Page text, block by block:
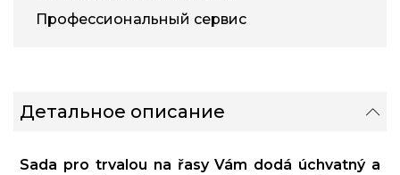
Профессиональный сервис
Детальное описание
Sada pro trvalou na řasy Vám dodá úchvatný a